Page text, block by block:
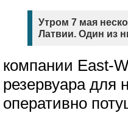
Утром 7 мая
Латвии. Один из
компании East-
резервуара для
оперативно